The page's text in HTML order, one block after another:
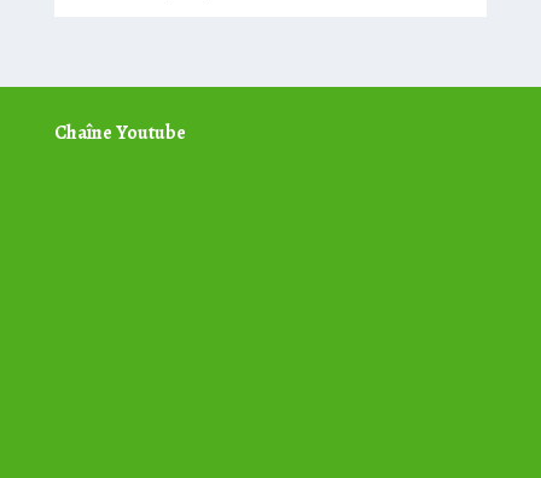
Chaîne Youtube